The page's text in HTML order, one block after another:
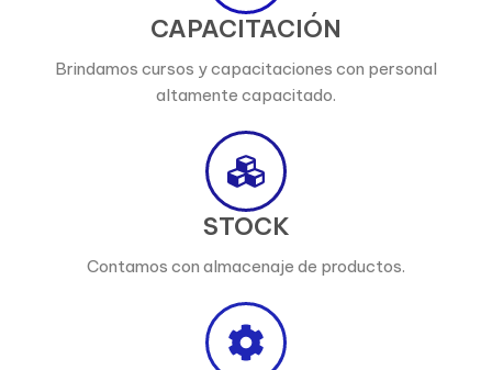
CAPACITACIÓN
Brindamos cursos y capacitaciones con personal
altamente capacitado.
STOCK
Contamos con almacenaje de productos.